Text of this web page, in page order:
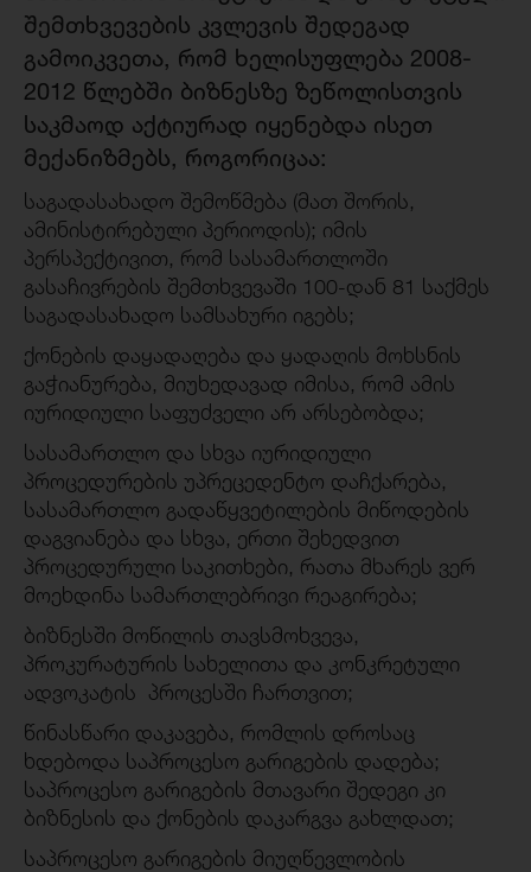
შემთხვევების კვლევის შედეგად
გამოიკვეთა, რომ ხელისუფლება 2008-
2012 წლებში ბიზნესზე ზეწოლისთვის
საკმაოდ აქტიურად იყენებდა ისეთ
მექანიზმებს, როგორიცაა:
საგადასახადო შემოწმება (მათ შორის,
ამინისტირებული პერიოდის); იმის
პერსპექტივით, რომ სასამართლოში
გასაჩივრების შემთხვევაში 100-დან 81 საქმეს
საგადასახადო სამსახური იგებს;
ქონების დაყადაღება და ყადაღის მოხსნის
გაჭიანურება, მიუხედავად იმისა, რომ ამის
იურიდიული საფუძველი არ არსებობდა;
სასამართლო და სხვა იურიდიული
პროცედურების უპრეცედენტო დაჩქარება,
სასამართლო გადაწყვეტილების მიწოდების
დაგვიანება და სხვა, ერთი შეხედვით
პროცედურული საკითხები, რათა მხარეს ვერ
მოეხდინა სამართლებრივი რეაგირება;
ბიზნესში მოწილის თავსმოხვევა,
პროკურატურის სახელითა და კონკრეტული
ადვოკატის პროცესში ჩართვით;
წინასწარი დაკავება, რომლის დროსაც
ხდებოდა საპროცესო გარიგების დადება;
საპროცესო გარიგების მთავარი შედეგი კი
ბიზნესის და ქონების დაკარგვა გახლდათ;
საპროცესო გარიგების მიუღწევლობის